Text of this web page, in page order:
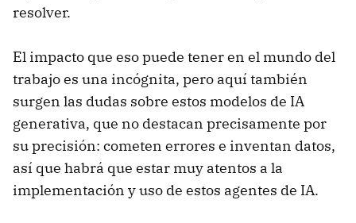
resolver.
El impacto que eso puede tener en el mundo del
trabajo es una incógnita, pero aquí también
surgen las dudas sobre estos modelos de IA
generativa, que no destacan precisamente por
su precisión: cometen errores e inventan datos,
así que habrá que estar muy atentos a la
implementación y uso de estos agentes de IA.